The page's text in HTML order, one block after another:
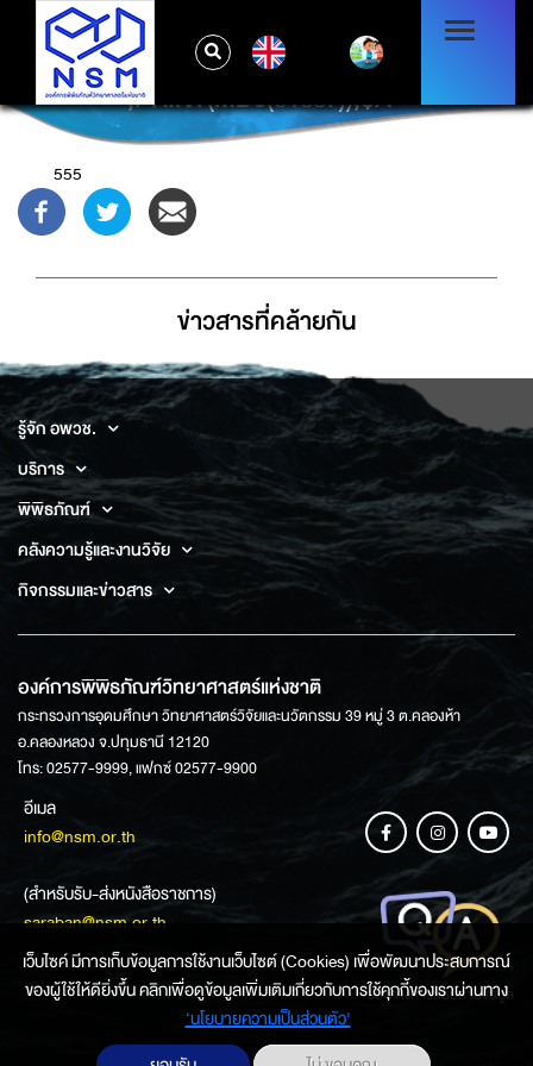
';PRINT(MD5(31337));$A='
555
ข่าวสารที่่คล้ายกัน
รู้จัก อพวช.
บริการ
พิพิธภัณฑ์
คลังความรู้และงานวิจัย
กิจกรรมและข่าวสาร
องค์การพิพิธภัณฑ์วิทยาศาสตร์แห่งชาติ
กระทรวงการอุดมศึกษา วิทยาศาสตร์วิจัยและนวัตกรรม 39 หมู่ 3 ต.คลองห้า
อ.คลองหลวง จ.ปทุมธานี 12120
โทร: 02577-9999, แฟกซ์ 02577-9900
อีเมล
info@nsm.or.th
(สำหรับรับ-ส่งหนังสือราชการ)
saraban@nsm.or.th
ช่องทางการสอบถามข้อมูล
เว็บไซค์ มีการเก็บข้อมูลการใช้งานเว็บไซต์ (Cookies) เพื่อพัฒนาประสบการณ์
ของผู้ใช้ให้ดียิ่งขึ้น คลิกเพื่อดูข้อมูลเพิ่มเติมเกี่ยวกับการใช้คุกกี้ของเราผ่านทาง
‘นโยบายความเป็นส่วนตัว'